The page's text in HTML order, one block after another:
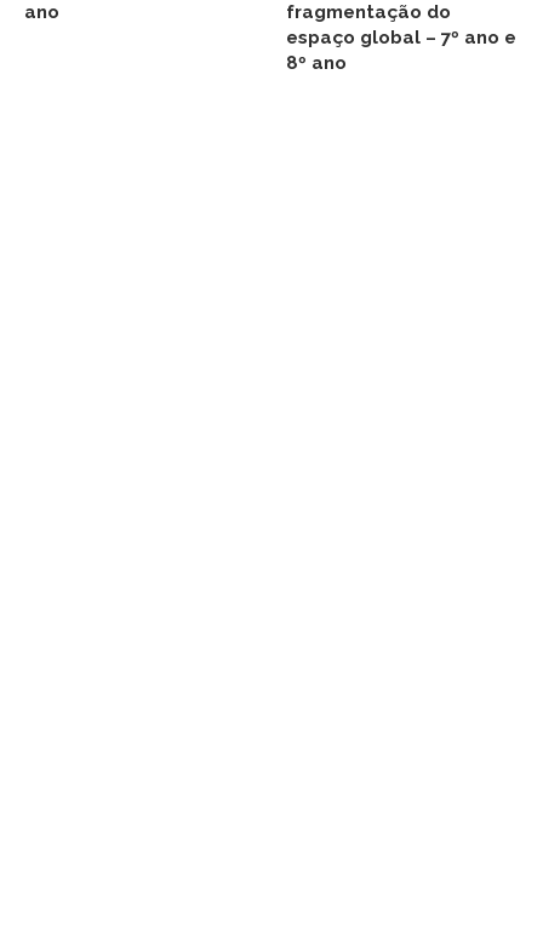
ano
fragmentação do
espaço global – 7º ano e
8º ano